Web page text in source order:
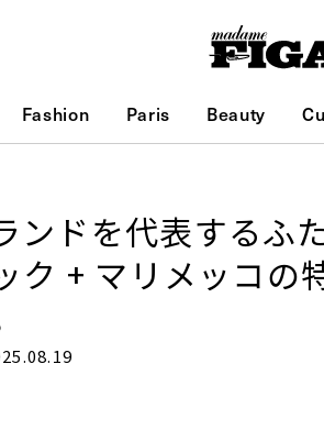
Fashion Paris Beauty
ンドを代表するふ
ク + マリメッコの